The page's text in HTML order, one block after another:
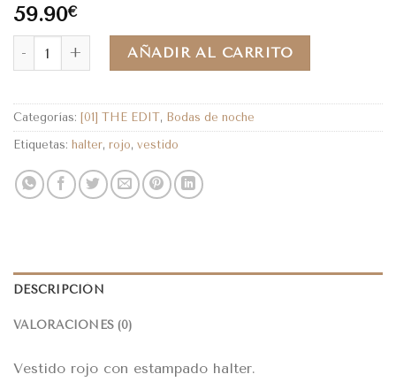
59.90€
AÑADIR AL CARRITO
Categorías: [01] THE EDIT, Bodas de noche
Etiquetas: halter, rojo, vestido
DESCRIPCIÓN
VALORACIONES (0)
Vestido rojo con estampado halter.